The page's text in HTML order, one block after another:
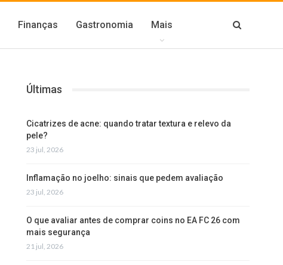
Finanças Gastronomia Mais
Últimas
Cicatrizes de acne: quando tratar textura e relevo da
pele?
23 jul, 2026
Inflamação no joelho: sinais que pedem avaliação
23 jul, 2026
O que avaliar antes de comprar coins no EA FC 26 com
mais segurança
21 jul, 2026